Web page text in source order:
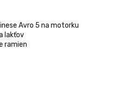
Avro 5 na motorku
lakťov
ramien